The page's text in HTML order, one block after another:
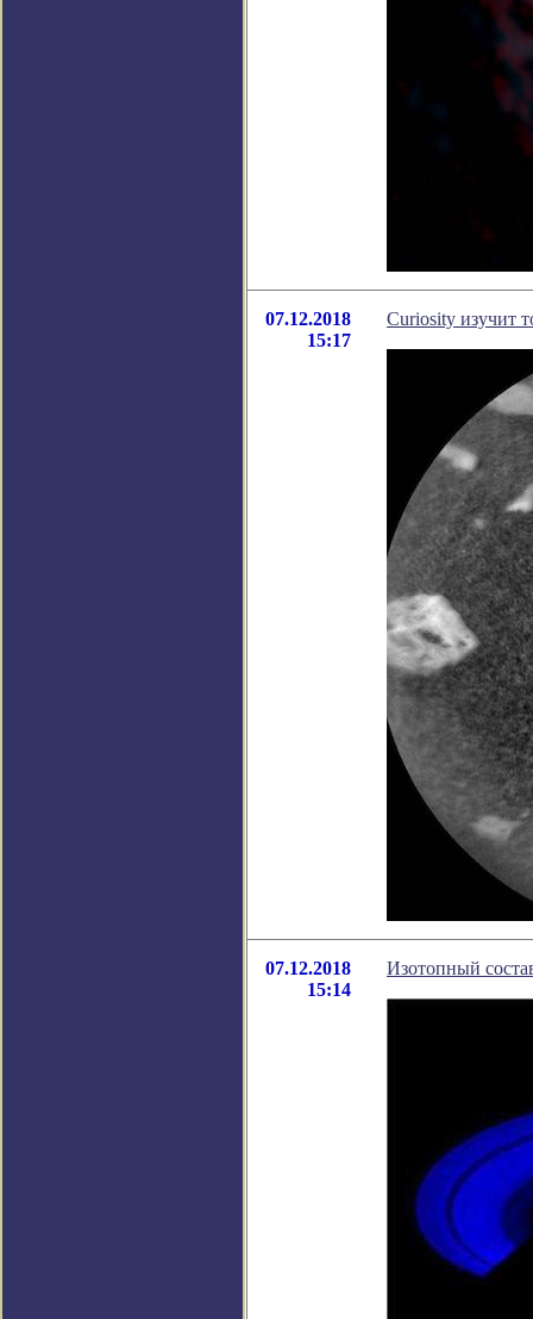
07.12.2018
15:17
Curiosity изучит
07.12.2018
15:14
Изотопный